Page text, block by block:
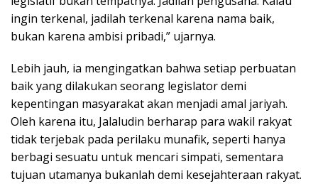
ingin terkenal, jadilah terkenal karena nama baik,
bukan karena ambisi pribadi,” ujarnya.
Lebih jauh, ia mengingatkan bahwa setiap perbuatan
baik yang dilakukan seorang legislator demi
kepentingan masyarakat akan menjadi amal jariyah.
Oleh karena itu, Jalaludin berharap para wakil rakyat
tidak terjebak pada perilaku munafik, seperti hanya
berbagi sesuatu untuk mencari simpati, sementara
tujuan utamanya bukanlah demi kesejahteraan rakyat.